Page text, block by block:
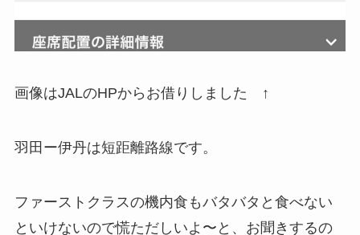
画像はJALのHPからお借りしました ↑
羽田ー伊丹は短距離路線です。
ファーストクラスの機内食もバタバタと食べない
といけないので慌ただしいよ〜と、お聞きするの